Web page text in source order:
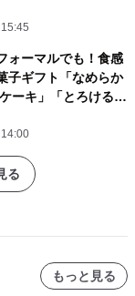
イス＆ハーブ仕立て
リームリゾット 芳
ォーマルでも！食感
子ギフト「なめらか
ーキ」「とろける濃
」「スイーツセレク
９月１日（木）新発
る
もっと見る